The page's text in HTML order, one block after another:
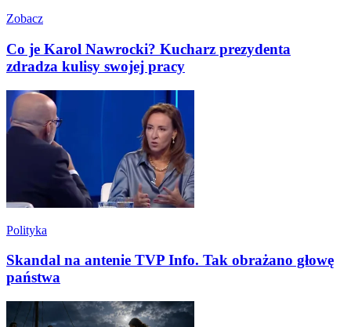
Zobacz
Co je Karol Nawrocki? Kucharz prezydenta
zdradza kulisy swojej pracy
Polityka
Skandal na antenie TVP Info. Tak obrażano głowę
państwa